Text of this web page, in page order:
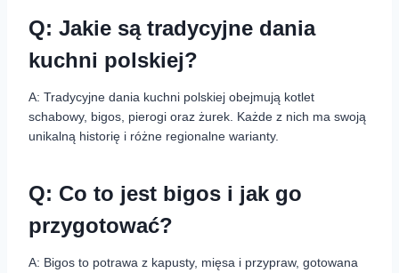
Q: Jakie są tradycyjne dania
kuchni polskiej?
A: Tradycyjne dania kuchni polskiej obejmują kotlet
schabowy, bigos, pierogi oraz żurek. Każde z nich ma swoją
unikalną historię i różne regionalne warianty.
Q: Co to jest bigos i jak go
przygotować?
A: Bigos to potrawa z kapusty, mięsa i przypraw, gotowana